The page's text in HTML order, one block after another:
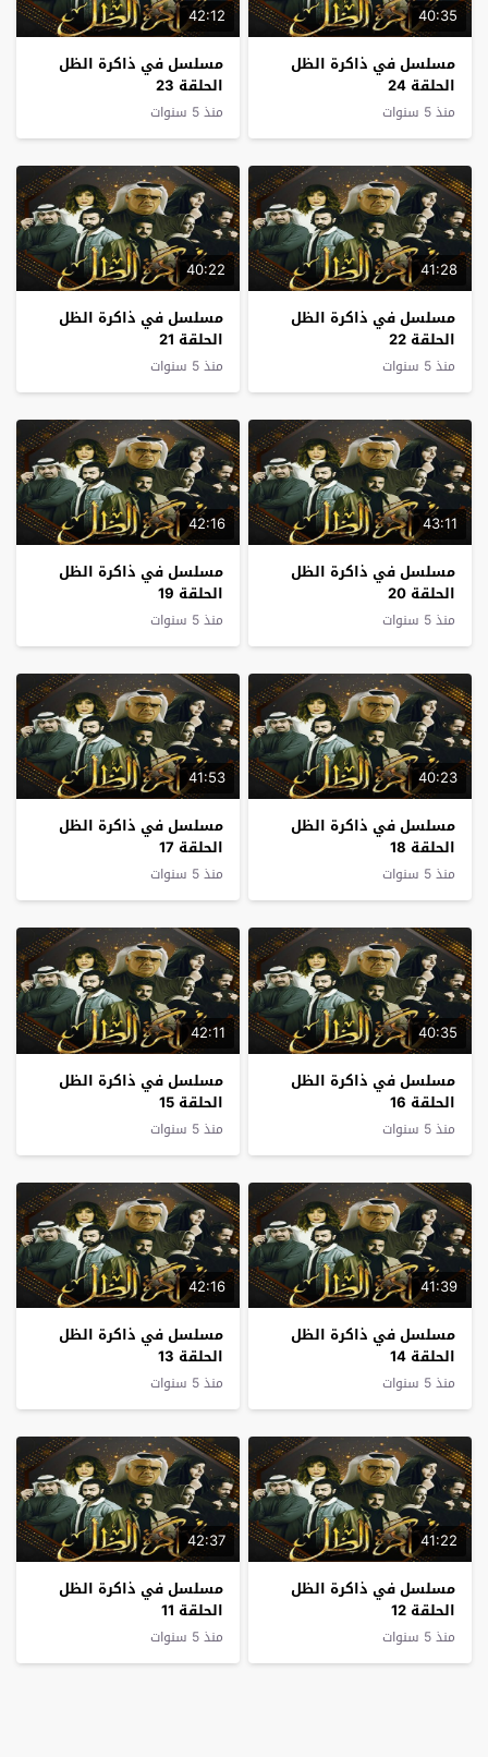
40:35
مسلسل في ذاكرة الظل
الحلقة 24
منذ 5 سنوات
42:12
مسلسل في ذاكرة الظل
الحلقة 23
منذ 5 سنوات
41:28
مسلسل في ذاكرة الظل
الحلقة 22
منذ 5 سنوات
40:22
مسلسل في ذاكرة الظل
الحلقة 21
منذ 5 سنوات
43:11
مسلسل في ذاكرة الظل
الحلقة 20
منذ 5 سنوات
42:16
مسلسل في ذاكرة الظل
الحلقة 19
منذ 5 سنوات
40:23
مسلسل في ذاكرة الظل
الحلقة 18
منذ 5 سنوات
41:53
مسلسل في ذاكرة الظل
الحلقة 17
منذ 5 سنوات
40:35
مسلسل في ذاكرة الظل
الحلقة 16
منذ 5 سنوات
42:11
مسلسل في ذاكرة الظل
الحلقة 15
منذ 5 سنوات
41:39
مسلسل في ذاكرة الظل
الحلقة 14
منذ 5 سنوات
42:16
مسلسل في ذاكرة الظل
الحلقة 13
منذ 5 سنوات
41:22
مسلسل في ذاكرة الظل
الحلقة 12
منذ 5 سنوات
42:37
مسلسل في ذاكرة الظل
الحلقة 11
منذ 5 سنوات